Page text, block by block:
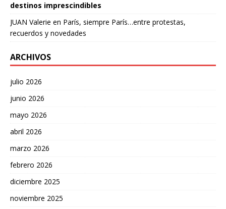
destinos imprescindibles
JUAN Valerie en París, siempre París…entre protestas,
recuerdos y novedades
ARCHIVOS
julio 2026
junio 2026
mayo 2026
abril 2026
marzo 2026
febrero 2026
diciembre 2025
noviembre 2025